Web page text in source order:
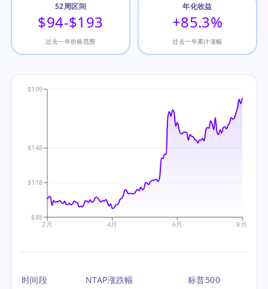
52周区间
$94-$193
过去一年价格范围
年化收益
+85.3%
过去一年累计涨幅
2月 4月 6月 8月
$88
$118
$148
$199
时间段 NTAP涨跌幅 标普500